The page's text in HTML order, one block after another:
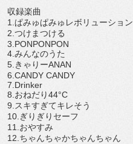
収録楽曲
1.ぱみゅぱみゅレボリューション
2.つけまつける
3.PONPONPON
4.みんなのうた
5.きゃりーANAN
6.CANDY CANDY
7.Drinker
8.おねだり44°C
9.スキすぎてキレそう
10.ぎりぎりセーフ
11.おやすみ
12.ちゃんちゃかちゃんちゃん